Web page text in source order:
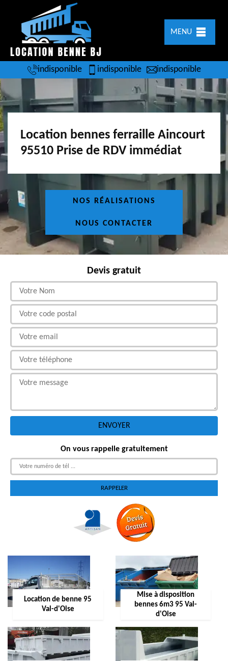
MENU
indisponible indisponible indisponible
Location bennes ferraille Aincourt
95510 Prise de RDV immédiat
NOS RÉALISATIONS
NOUS CONTACTER
Devis gratuit
On vous rappelle gratuitement
Location de benne 95
Val-d'Oise
Mise à disposition
bennes 6m3 95 Val-
d'Oise